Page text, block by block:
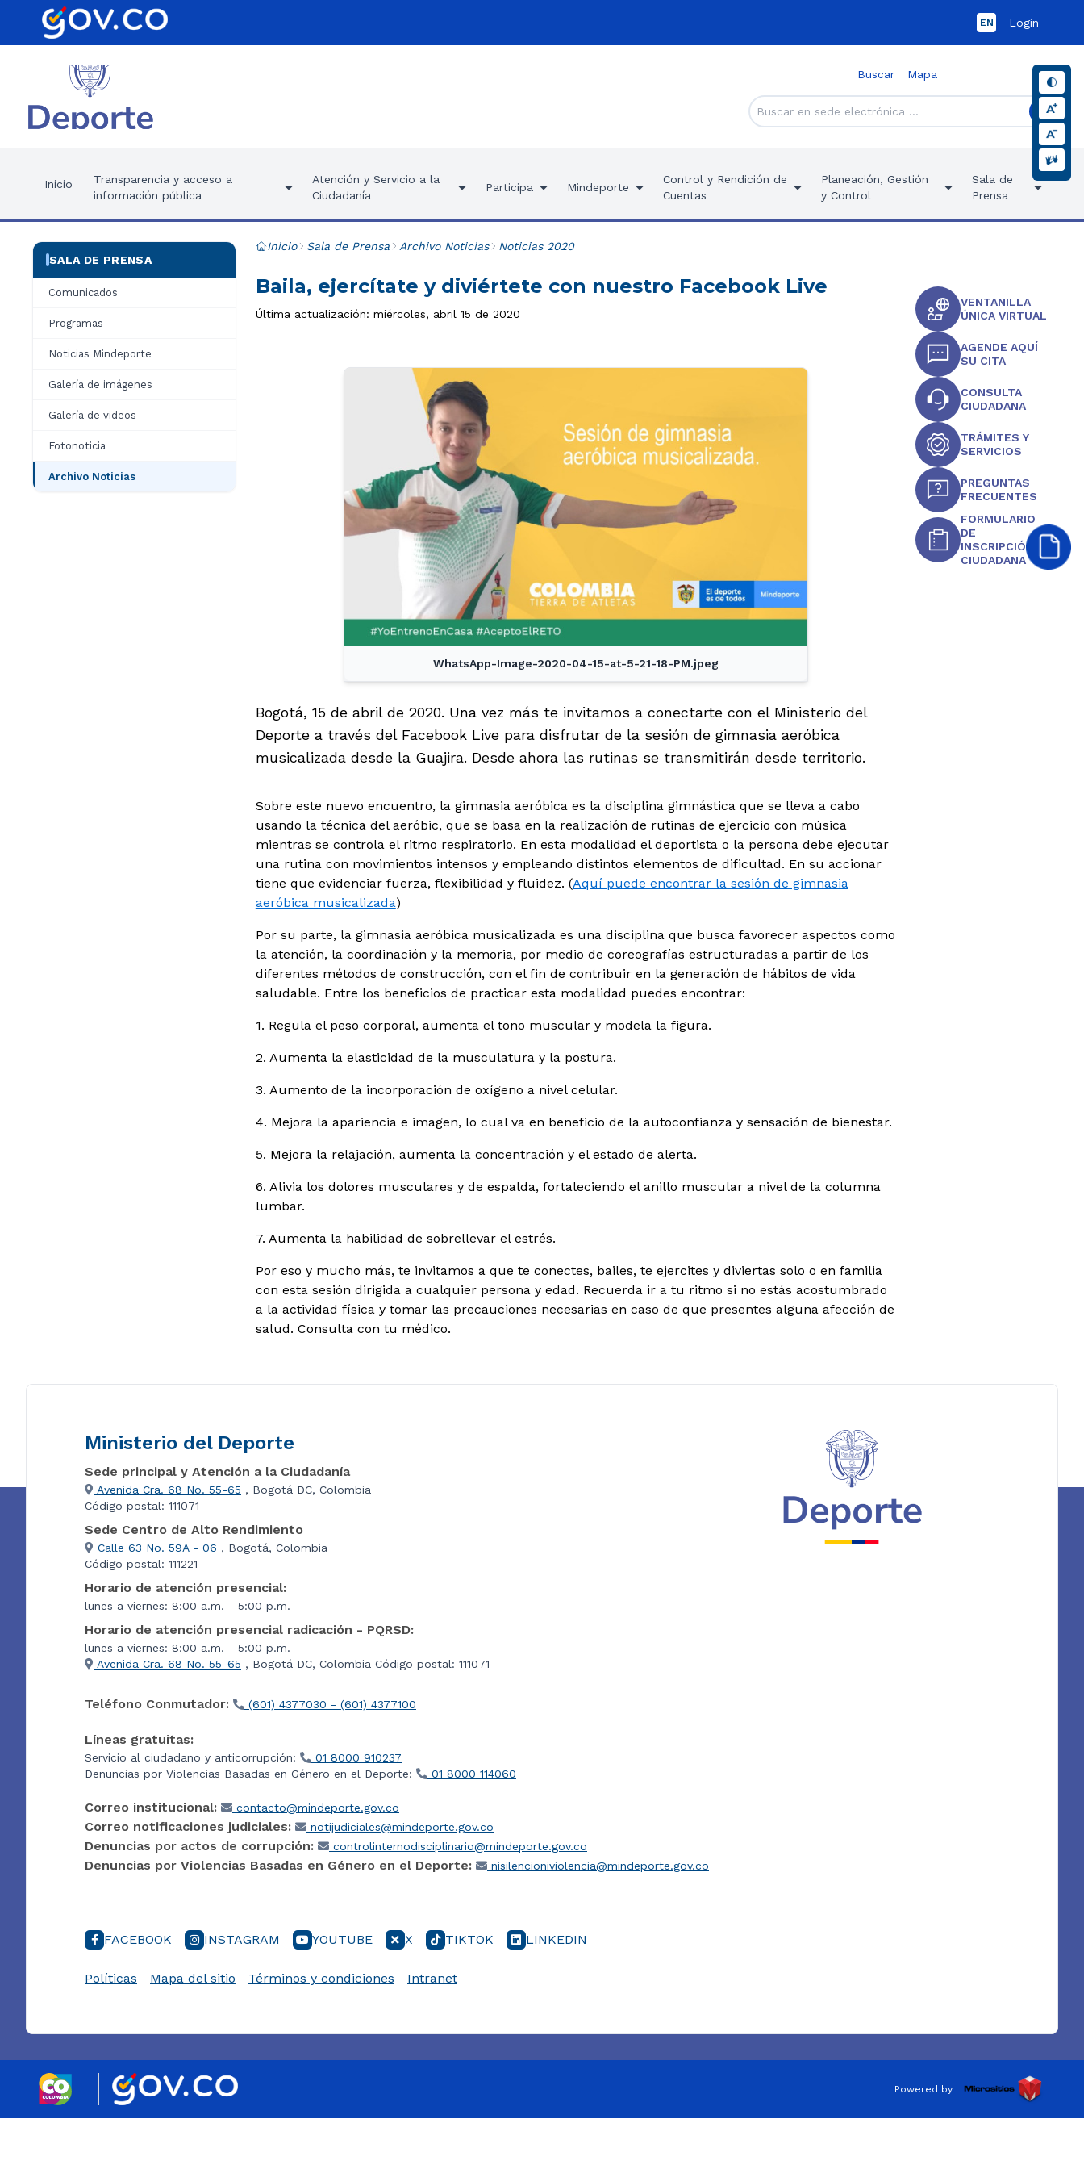
EN Login
Buscar Mapa
Inicio
Transparencia y acceso a
información pública
Atención y Servicio a la
Ciudadanía
Participa Mindeporte
Control y Rendición de
Cuentas
Planeación, Gestión
y Control
Sala de
Prensa
SALA DE PRENSA
Comunicados
Programas
Noticias Mindeporte
Galería de imágenes
Galería de videos
Fotonoticia
Archivo Noticias
Inicio Sala de Prensa Archivo Noticias Noticias 2020
Baila, ejercítate y diviértete con nuestro Facebook Live
Última actualización: miércoles, abril 15 de 2020
WhatsApp-Image-2020-04-15-at-5-21-18-PM.jpeg
Bogotá, 15 de abril de 2020. Una vez más te invitamos a conectarte con el Ministerio del
Deporte a través del Facebook Live para disfrutar de la sesión de gimnasia aeróbica
musicalizada desde la Guajira. Desde ahora las rutinas se transmitirán desde territorio.
Sobre este nuevo encuentro, la gimnasia aeróbica es la disciplina gimnástica que se lleva a cabo
usando la técnica del aeróbic, que se basa en la realización de rutinas de ejercicio con música
mientras se controla el ritmo respiratorio. En esta modalidad el deportista o la persona debe ejecutar
una rutina con movimientos intensos y empleando distintos elementos de dificultad. En su accionar
tiene que evidenciar fuerza, flexibilidad y fluidez. (Aquí puede encontrar la sesión de gimnasia
aeróbica musicalizada)
Por su parte, la gimnasia aeróbica musicalizada es una disciplina que busca favorecer aspectos como
la atención, la coordinación y la memoria, por medio de coreografías estructuradas a partir de los
diferentes métodos de construcción, con el fin de contribuir en la generación de hábitos de vida
saludable. Entre los beneficios de practicar esta modalidad puedes encontrar:
1. Regula el peso corporal, aumenta el tono muscular y modela la figura.
2. Aumenta la elasticidad de la musculatura y la postura.
3. Aumento de la incorporación de oxígeno a nivel celular.
4. Mejora la apariencia e imagen, lo cual va en beneficio de la autoconfianza y sensación de bienestar.
5. Mejora la relajación, aumenta la concentración y el estado de alerta.
6. Alivia los dolores musculares y de espalda, fortaleciendo el anillo muscular a nivel de la columna
lumbar.
7. Aumenta la habilidad de sobrellevar el estrés.
Por eso y mucho más, te invitamos a que te conectes, bailes, te ejercites y diviertas solo o en familia
con esta sesión dirigida a cualquier persona y edad. Recuerda ir a tu ritmo si no estás acostumbrado
a la actividad física y tomar las precauciones necesarias en caso de que presentes alguna afección de
salud. Consulta con tu médico.
VENTANILLA
ÚNICA VIRTUAL
AGENDE AQUÍ
SU CITA
CONSULTA
CIUDADANA
TRÁMITES Y
SERVICIOS
PREGUNTAS
FRECUENTES
FORMULARIO
DE
INSCRIPCIÓN
CIUDADANA
Ministerio del Deporte
Sede principal y Atención a la Ciudadanía
Avenida Cra. 68 No. 55-65 , Bogotá DC, Colombia
Código postal: 111071
Sede Centro de Alto Rendimiento
Calle 63 No. 59A - 06 , Bogotá, Colombia
Código postal: 111221
Horario de atención presencial:
lunes a viernes: 8:00 a.m. - 5:00 p.m.
Horario de atención presencial radicación - PQRSD:
lunes a viernes: 8:00 a.m. - 5:00 p.m.
Avenida Cra. 68 No. 55-65 , Bogotá DC, Colombia Código postal: 111071
Teléfono Conmutador: (601) 4377030 - (601) 4377100
Líneas gratuitas:
Servicio al ciudadano y anticorrupción:
01 8000 910237
Denuncias por Violencias Basadas en Género en el Deporte:
01 8000 114060
Correo institucional: contacto@mindeporte.gov.co
Correo notificaciones judiciales: notijudiciales@mindeporte.gov.co
Denuncias por actos de corrupción: controlinternodisciplinario@mindeporte.gov.co
Denuncias por Violencias Basadas en Género en el Deporte: nisilencioniviolencia@mindeporte.gov.co
FACEBOOK INSTAGRAM YOUTUBE X TIKTOK LINKEDIN
Políticas Mapa del sitio Términos y condiciones Intranet
Powered by :